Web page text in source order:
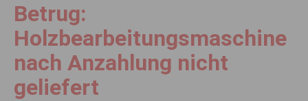
Betrug:
Holzbearbeitungsmaschine
nach Anzahlung nicht
geliefert